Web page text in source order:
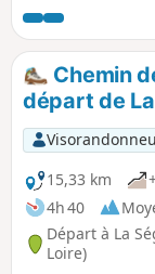
Saint-Léger et
existe 2
long à La
Chemin
départ de
15,33 km
4h 40
Départ à La
Loire)